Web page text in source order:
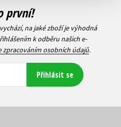
první!
na jaké zboží je výhodná
k odběru našich e-
zpracováním osobních údajů.
Přihlásit se